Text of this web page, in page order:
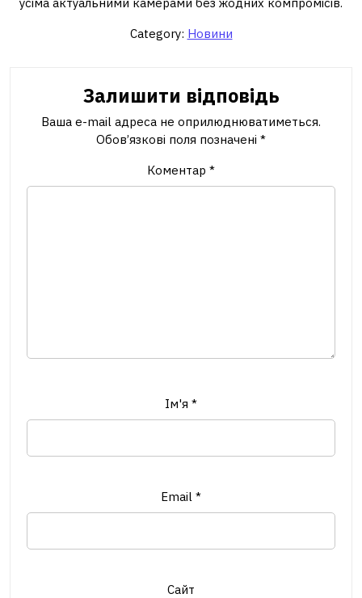
Category: Новини
Залишити відповідь
Ваша e-mail адреса не оприлюднюватиметься.
Обов’язкові поля позначені *
Коментар *
Ім'я *
Email *
Сайт